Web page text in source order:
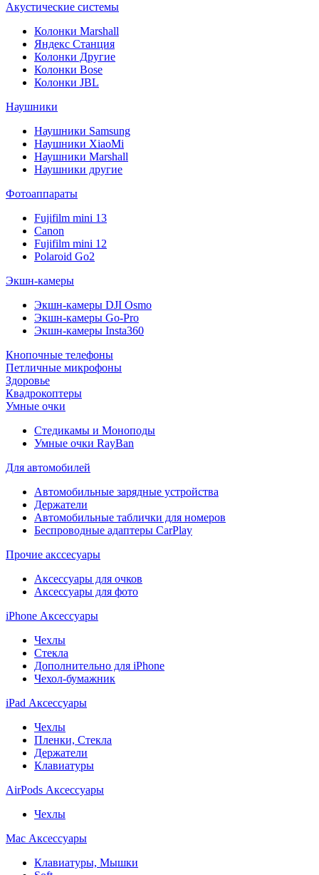
Акустические системы
Колонки Marshall
Яндекс Станция
Колонки Другие
Колонки Bose
Колонки JBL
Наушники
Наушники Samsung
Наушники XiaoMi
Наушники Marshall
Наушники другие
Фотоаппараты
Fujifilm mini 13
Canon
Fujifilm mini 12
Polaroid Go2
Экшн-камеры
Экшн-камеры DJI Osmo
Экшн-камеры Go-Pro
Экшн-камеры Insta360
Кнопочные телефоны
Петличные микрофоны
Здоровье
Квадрокоптеры
Умные очки
Стедикамы и Моноподы
Умные очки RayBan
Для автомобилей
Автомобильные зарядные устройства
Держатели
Автомобильные таблички для номеров
Беспроводные адаптеры CarPlay
Прочие акссесуары
Аксессуары для очков
Аксессуары для фото
iPhone Аксессуары
Чехлы
Стекла
Дополнительно для iPhone
Чехол-бумажник
iPad Аксессуары
Чехлы
Пленки, Стекла
Держатели
Клавиатуры
AirPods Аксессуары
Чехлы
Mac Аксессуары
Клавиатуры, Мышки